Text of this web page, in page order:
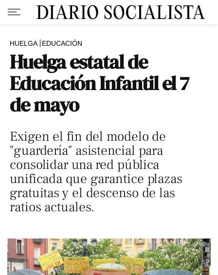
HUELGA EDUCACIÓN
Huelga estatal de
Educación Infantil el 7
de mayo
Exigen el fin del modelo de
"guardería" asistencial para
consolidar una red pública
unificada que garantice plazas
gratuitas y el descenso de las
ratios actuales.